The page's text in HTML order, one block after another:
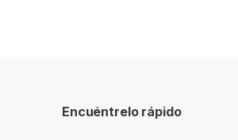
Encuéntrelo rápido